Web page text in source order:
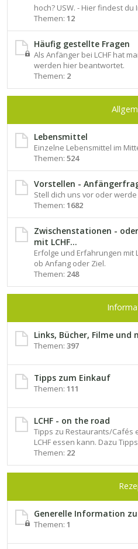
hoch? USW. - Hier findest du
Themen: 12
Häufig gestellte Fragen
Als Anfänger bei LCHF hat
werden hier beantwortet.
Themen: 2
Lebensmittel
Einzelne Lebensmittel im
Themen: 524
Vorstellen -
Stell dich uns vor oder
Themen: 1682
Zwischenstationen -
mit LCHF...
Erfolge und Erfahrungen mit
ob Anfang oder Ziel.
Themen: 248
Links, Bücher, Filme und
Themen: 397
Tipps zum Einkauf
Themen: 111
LCHF - on the road
Tipps zu Restaurants/Cafés
LCHF essen kann. Dazu
Themen: 22
Generelle Information
Themen: 1